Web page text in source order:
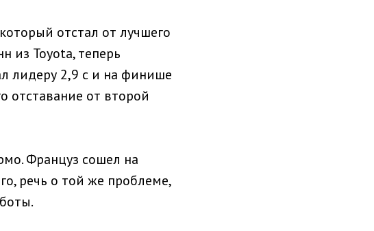
отстал от лучшего
из Toyota, теперь
лидеру 2,9 с и на финише
отставание от второй
Француз сошел на
речь о той же проблеме,